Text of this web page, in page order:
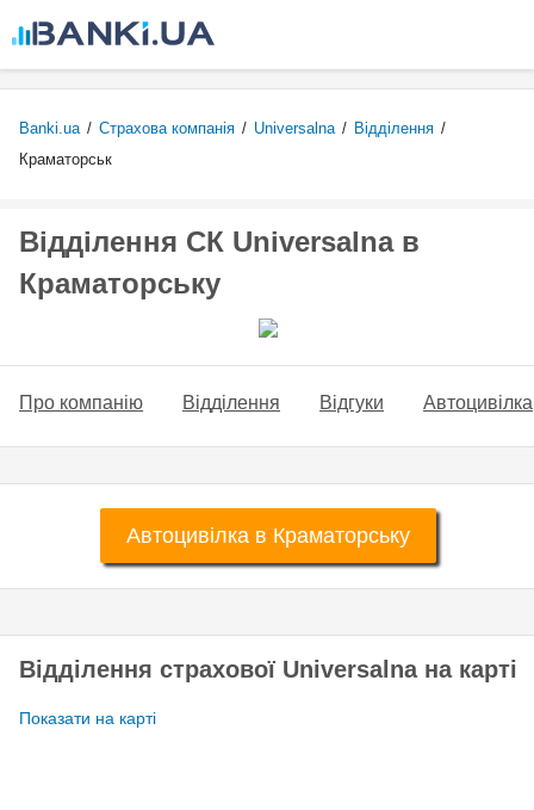
до
основного
вмісту
Banki.ua / Страхова компанія / Universalna / Відділення /
Краматорськ
Відділення СК Universalna в
Краматорську
Про компанію Відділення Відгуки Автоцивілка
Автоцивілка в Краматорську
Відділення страхової Universalna на карті
Показати на карті